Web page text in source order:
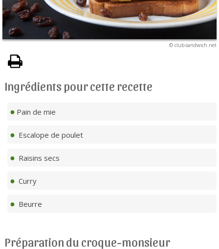
© club-sandwich.net
Ingrédients pour cette recette
Pain de mie
Escalope de poulet
Raisins secs
Curry
Beurre
Préparation du croque-monsieur